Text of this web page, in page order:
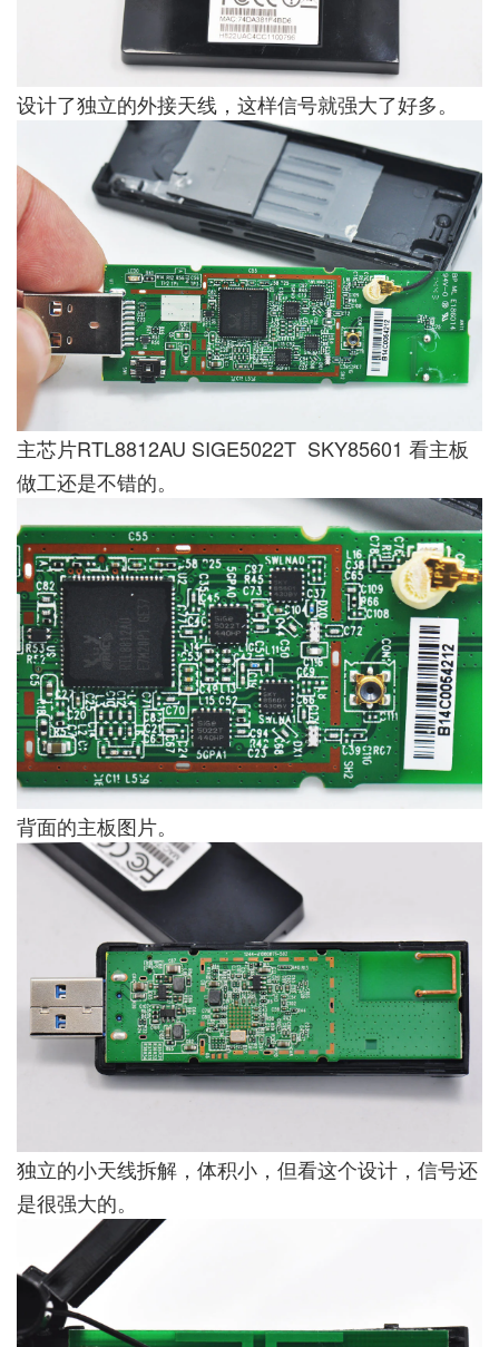
设计了独立的外接天线，这样信号就强大了好多。
主芯片RTL8812AU SIGE5022T SKY85601 看主板
做工还是不错的。
背面的主板图片。
独立的小天线拆解，体积小，但看这个设计，信号还
是很强大的。